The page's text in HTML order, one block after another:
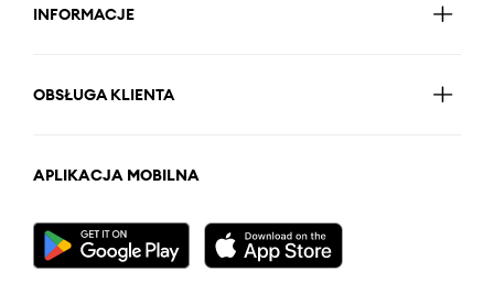
INFORMACJE
OBSŁUGA KLIENTA
APLIKACJA MOBILNA